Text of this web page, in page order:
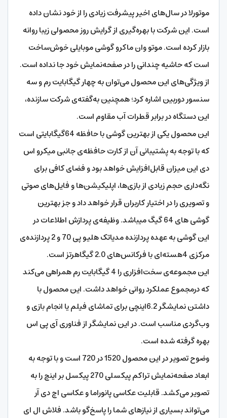
موتورلا در سال‌های اخیر پیشرفت زیادی را از خود نشان داده
است. این شرکت با بهره‌گیری از گرایش‌ روز محصولی زیبا روانه
بازار کرده است. موتو وان ماکرو گوشی موبایلی خوش‌ساخت
است که حاشیه چندانی را در صفحه‌نمایش خود جا نداده است.
از ویژگی‌های این محصول می‌توان به چهار گیگابایت رم و سه
سنسور دوربین اشاره کرد؛ همچنین به‌گفته‌ی شرکت سازنده،
این دستگاه در برابر قطرات آب مقاوم است.
این محصول یکی از بهترین گوشی با حافظه 64گیگابایتی است
که با توجه به پشتیبانی آن از کارت حافظه‌ی جانبی میکرو اس
دی این میزان قابل‌افزایش خواهد بود و فضای کافی برای
نگه‌داری حجم زیادی از بازی‌ها، اپلیکیشن‌ها و فایل‌های صوتی
و تصویری را در اختیار کاربران قرار خواهد داد و جز بهترین
گوشی های 64 گیگ میباشد. وظیفه‌ی پردازش اطلاعات در
این گوشی به عهده پردازنده مدیاتک هلیو پی 70 و 2 پردازنده‌ی
مرکزی 4هسته‌ای با فرکانس‌های 2.0 گیگاهرتز است.
این مجموعه‌ی سخت‌افزاری را 4 گیگابایت رم همراهی می‌کند
که درمجموع عملکرد روانی خواهد داشت. این محصول با
داشتن نمایشگر 6.2اینچی برای تماشای فیلم یا انجام بازی و
وب‌گردی مناسب است. در این نمایشگر از فناوری آی پی اس
بهره گرفته شده است.
وضوح تصویر در این محصول 1520 در 720 است و با توجه به
ابعاد صفحه‌نمایش تراکم پیکسلی 270 پیکسل بر اینچ را به
تصویر می‌کشد. قابلیت عکاسی پانوراما و عکاسی اچ دی آر
می‌تواند بسیاری از نیازهای شما را پاسخ‌گو باشد. فلاش ال ای